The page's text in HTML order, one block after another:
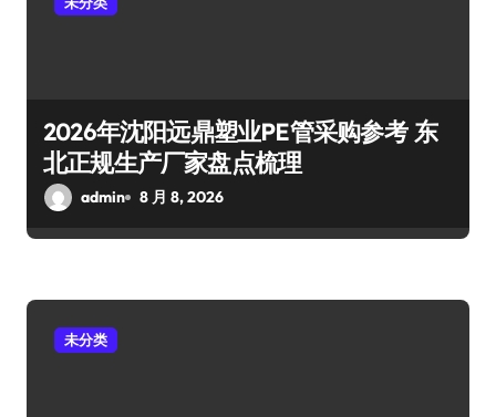
2026年沈阳远鼎塑业PE管采购参考 东
北正规生产厂家盘点梳理
admin 8 月 8, 2026
未分类